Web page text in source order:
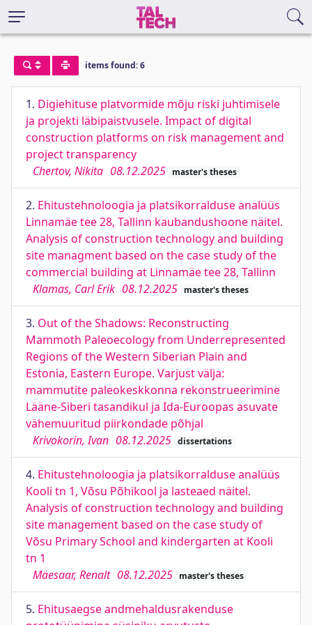
items found: 6
1. Digiehituse platvormide mõju riski juhtimisele
ja projekti läbipaistvusele. Impact of digital
construction platforms on risk management and
project transparency
Chertov, Nikita 08.12.2025 master's theses
2. Ehitustehnoloogia ja platsikorralduse analüüs
Linnamäe tee 28, Tallinn kaubandushoone näitel.
Analysis of construction technology and building
site managment based on the case study of the
commercial building at Linnamäe tee 28, Tallinn
Klamas, Carl Erik 08.12.2025 master's theses
3. Out of the Shadows: Reconstructing
Mammoth Paleoecology from Underrepresented
Regions of the Western Siberian Plain and
Estonia, Eastern Europe. Varjust välja:
mammutite paleokeskkonna rekonstrueerimine
Lääne-Siberi tasandikul ja Ida-Euroopas asuvate
vähemuuritud piirkondade põhjal
Krivokorin, Ivan 08.12.2025 dissertations
4. Ehitustehnoloogia ja platsikorralduse analüüs
Kooli tn 1, Võsu Põhikool ja lasteaed näitel.
Analysis of construction technology and building
site management based on the case study of
Võsu Primary School and kindergarten at Kooli
tn 1
Mäesaar, Renalt 08.12.2025 master's theses
5. Ehitusaegse andmehaldusrakenduse